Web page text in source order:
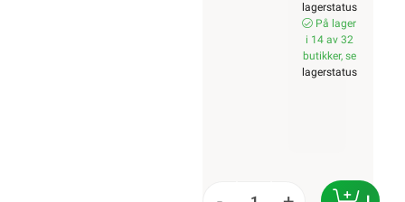
lagerstatus
På lager
i 14 av 32
butikker, se
lagerstatus